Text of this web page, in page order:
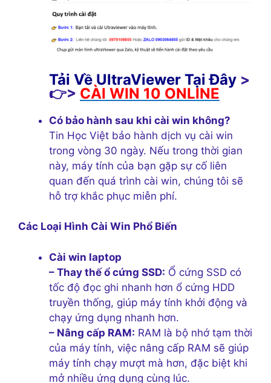
Tải Về UltraViewer Tại Đây >
👉> CÀI WIN 10 ONLINE
Có bảo hành sau khi cài win không?
Tin Học Việt bảo hành dịch vụ cài win
trong vòng 30 ngày. Nếu trong thời gian
này, máy tính của bạn gặp sự cố liên
quan đến quá trình cài win, chúng tôi sẽ
hỗ trợ khắc phục miễn phí.
Các Loại Hình Cài Win Phổ Biến
Cài win laptop
– Thay thế ổ cứng SSD: Ổ cứng SSD có
tốc độ đọc ghi nhanh hơn ổ cứng HDD
truyền thống, giúp máy tính khởi động và
chạy ứng dụng nhanh hơn.
– Nâng cấp RAM: RAM là bộ nhớ tạm thời
của máy tính, việc nâng cấp RAM sẽ giúp
máy tính chạy mượt mà hơn, đặc biệt khi
mở nhiều ứng dụng cùng lúc.